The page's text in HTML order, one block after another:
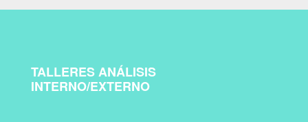
TALLERES ANÁLISIS
INTERNO/EXTERNO